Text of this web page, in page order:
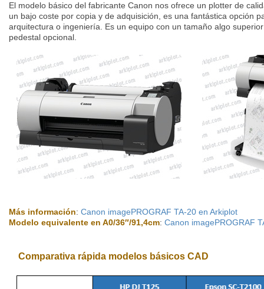
El modelo básico del fabricante Canon nos ofrece un plotter de
un bajo coste por copia y de adquisición, es una fantástica opción
arquitectura o ingeniería. Es un equipo con un tamaño algo
pedestal opcional.
Más información: Canon imagePROGRAF TA-20 en Arkiplot
Modelo equivalente en A0/36″/91,4cm: Canon imagePROGRAF
Comparativa rápida modelos básicos CAD